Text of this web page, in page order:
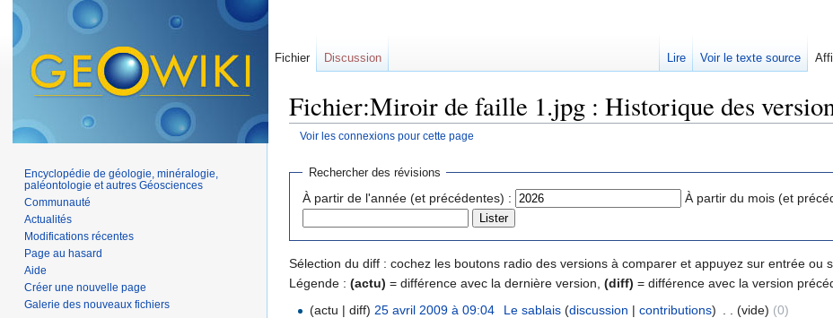
Fichier:Miroir de faille 1.jpg : Historique des
Voir les connexions pour cette page
Rechercher des révisions
À partir de l'année (et précédentes) : À partir du mois (et
Sélection du diff : cochez les boutons radio des versions à comparer et appuyez sur entrée ou
Légende : (actu) = différence avec la dernière version, (diff) = différence avec la version
(actu | diff) 25 avril 2009 à 09:04 Le sablais (discussion | contributions) (vide) (0)
Fichier Discussion Lire Voir le texte source
Encyclopédie de géologie, minéralogie,
paléontologie et autres Géosciences
Communauté
Actualités
Modifications récentes
Page au hasard
Aide
Créer une nouvelle page
Galerie des nouveaux fichiers